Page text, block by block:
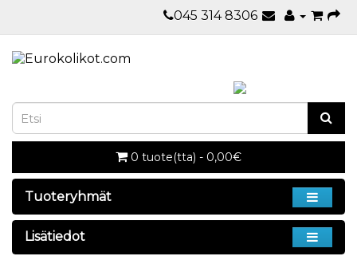
045 314 8306
0 tuote(tta) - 0,00€
Tuoteryhmät
Lisätiedot